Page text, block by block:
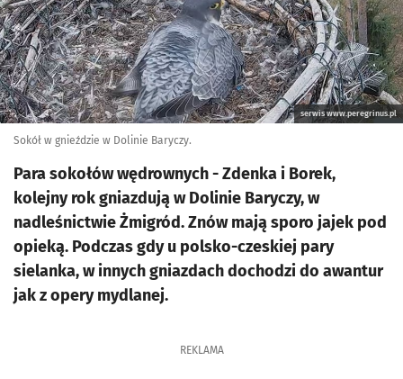
serwis www.peregrinus.pl
Sokół w gnieździe w Dolinie Baryczy.
Para sokołów wędrownych - Zdenka i Borek,
kolejny rok gniazdują w Dolinie Baryczy, w
nadleśnictwie Żmigród. Znów mają sporo jajek pod
opieką. Podczas gdy u polsko-czeskiej pary
sielanka, w innych gniazdach dochodzi do awantur
jak z opery mydlanej.
REKLAMA